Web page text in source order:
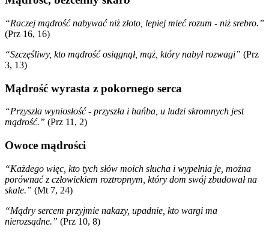
“Raczej mądrość nabywać niż złoto, lepiej mieć rozum - niż srebro.”
(Prz 16, 16)
“Szczęśliwy, kto mądrość osiągnął, mąż, który nabył rozwagi” (Prz
3, 13)
Mądrość wyrasta z pokornego serca
“Przyszła wyniosłość - przyszła i hańba, u ludzi skromnych jest
mądrość.” (Prz 11, 2)
Owoce mądrości
“Każdego więc, kto tych słów moich słucha i wypełnia je, można
porównać z człowiekiem roztropnym, który dom swój zbudował na
skale.” (Mt 7, 24)
“Mądry sercem przyjmie nakazy, upadnie, kto wargi ma
nierozsądne.” (Prz 10, 8)